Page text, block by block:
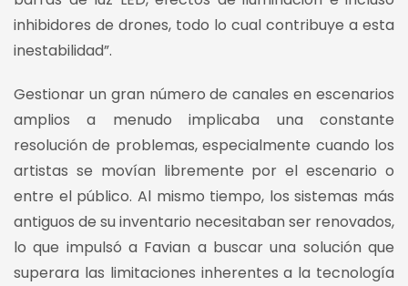
inhibidores de drones, todo lo cual contribuye a esta
inestabilidad”.
Gestionar un gran número de canales en escenarios
amplios a menudo implicaba una constante
resolución de problemas, especialmente cuando los
artistas se movían libremente por el escenario o
entre el público. Al mismo tiempo, los sistemas más
antiguos de su inventario necesitaban ser renovados,
lo que impulsó a Favian a buscar una solución que
superara las limitaciones inherentes a la tecnología